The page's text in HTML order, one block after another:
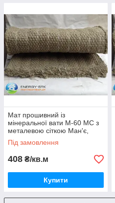
Мат прошивний із
мінеральної вати М-60 МС з
металевою сіткою Ман'є,
товщина 80 мм
Під замовлення
408 ₴/кв.м
Купити